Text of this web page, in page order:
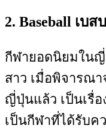
2. Baseball เบส
กีฬายอดนิยมใน
สาว เมื่อพิจารณ
ญี่ปุ่นแล้ว เป็นเรื่อ
เป็นกีฬาที่ได้รับ